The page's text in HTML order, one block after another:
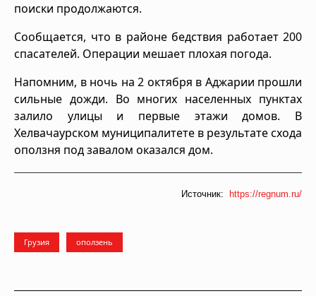
поиски продолжаются.
Сообщается, что в районе бедствия работает 200
спасателей. Операции мешает плохая погода.
Напомним, в ночь на 2 октября в Аджарии прошли
сильные дожди. Во многих населенных пунктах
залило улицы и первые этажи домов. В
Хелвачаурском муниципалитете в результате схода
оползня под завалом оказался дом.
Источник: https://regnum.ru/
Грузия оползень